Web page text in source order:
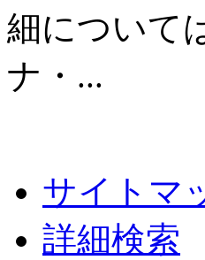
細について
ナ・...
サイトマ
詳細検索